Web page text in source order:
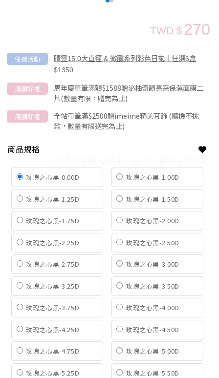
270
TWD $
任選活動
睛靈15.0大直徑 & 微醺系列彩色日拋｜任選6盒
$1350
滿額好禮
周年慶單筆滿額$1588贈泌柚奇蹟亮采保濕面膜二
片(數量有限，贈完為止)
滿額好禮
全站單筆滿$2500贈imeime精美耳飾 (隨機不挑
款，數量有限送完為止)
商品規格
玫瑰之心黑-0.00D 玫瑰之心黑-1.00D
玫瑰之心黑-1.25D 玫瑰之心黑-1.50D
玫瑰之心黑-1.75D 玫瑰之心黑-2.00D
玫瑰之心黑-2.25D 玫瑰之心黑-2.50D
玫瑰之心黑-2.75D 玫瑰之心黑-3.00D
玫瑰之心黑-3.25D 玫瑰之心黑-3.50D
玫瑰之心黑-3.75D 玫瑰之心黑-4.00D
玫瑰之心黑-4.25D 玫瑰之心黑-4.50D
玫瑰之心黑-4.75D 玫瑰之心黑-5.00D
玫瑰之心黑-5.25D 玫瑰之心黑-5.50D